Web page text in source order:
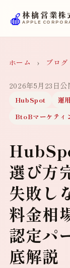
🍎林檎営業株
APPLE
ホーム › ブログ
2026年5月23日公
HubSpot 運
BtoBマーケティ
選び方
失敗し
料金相
認定パ
底解説